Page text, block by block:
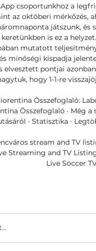
csoportunkhoz a
az októberi mérkőzés,
játszunk, és
is ez a
mutatott
minőségi kispadja
elvesztett pontjai
hogy 1-1-re
Összefoglaló:
Összefoglaló · Még
· Statisztika ·
stream and TV
Streaming and TV
Live Soccer